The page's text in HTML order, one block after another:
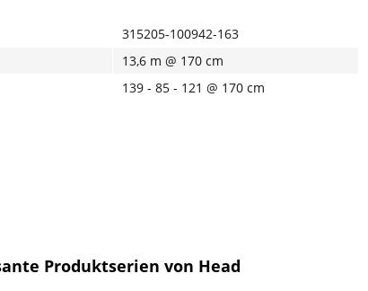
315205-100942-163
13,6 m @ 170 cm
139 - 85 - 121 @ 170 cm
Produktserien von Head